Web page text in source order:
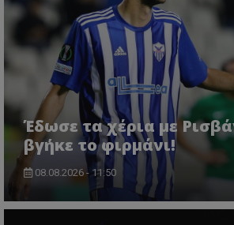
Έδωσε τα χέρια με
βγήκε το φιρμάνι!
08.08.2026 - 11:50